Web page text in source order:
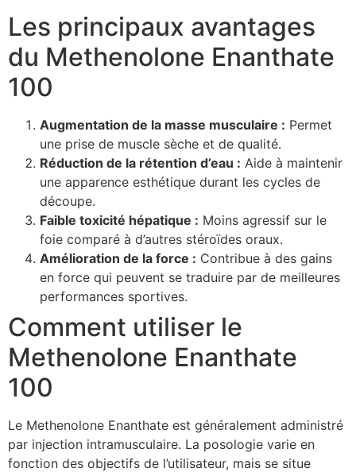
Les principaux avantages
du Methenolone Enanthate
100
Augmentation de la masse musculaire : Permet
une prise de muscle sèche et de qualité.
Réduction de la rétention d’eau : Aide à maintenir
une apparence esthétique durant les cycles de
découpe.
Faible toxicité hépatique : Moins agressif sur le
foie comparé à d’autres stéroïdes oraux.
Amélioration de la force : Contribue à des gains
en force qui peuvent se traduire par de meilleures
performances sportives.
Comment utiliser le
Methenolone Enanthate
100
Le Methenolone Enanthate est généralement administré
par injection intramusculaire. La posologie varie en
fonction des objectifs de l’utilisateur, mais se situe